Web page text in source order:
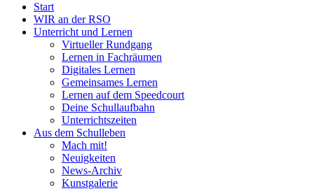
Start
WIR an der RSO
Unterricht und Lernen
Virtueller Rundgang
Lernen in Fachräumen
Digitales Lernen
Gemeinsames Lernen
Lernen auf dem Speedcourt
Deine Schullaufbahn
Unterrichtszeiten
Aus dem Schulleben
Mach mit!
Neuigkeiten
News-Archiv
Kunstgalerie